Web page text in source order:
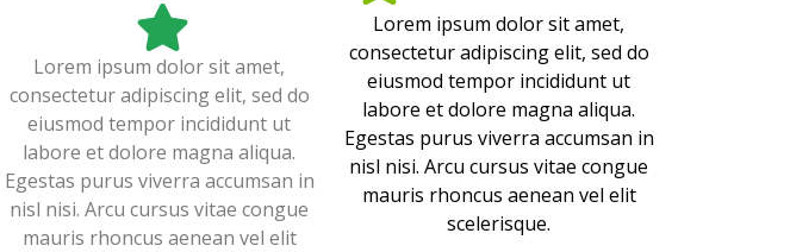
Lorem ipsum dolor sit amet,
consectetur adipiscing elit, sed do
eiusmod tempor incididunt ut
labore et dolore magna aliqua.
Egestas purus viverra accumsan in
nisl nisi. Arcu cursus vitae congue
mauris rhoncus aenean vel elit
Lorem ipsum dolor sit amet,
consectetur adipiscing elit, sed do
eiusmod tempor incididunt ut
labore et dolore magna aliqua.
Egestas purus viverra accumsan in
nisl nisi. Arcu cursus vitae congue
mauris rhoncus aenean vel elit
scelerisque.